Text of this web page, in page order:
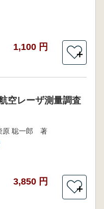
1,100 円
＋
空レーザ測量調査
聡一郎 著
3,850 円
＋